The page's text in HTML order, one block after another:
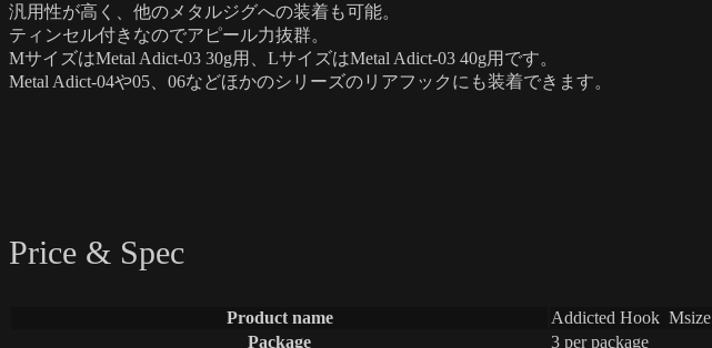
汎用性が高く、他のメタルジグへの装着も可能。
ティンセル付きなのでアピール力抜群。
MサイズはMetal Adict-03 30g用、LサイズはMetal Adict-03 40g用です。
Metal Adict-04や05、06などほかのシリーズのリアフックにも装着できます。
Price & Spec
Product name Addicted Hook Msize
Package
3 per package